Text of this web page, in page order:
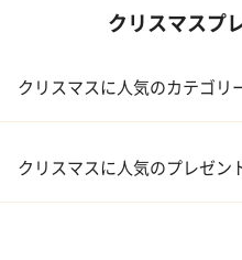
クリスマスプ
クリスマスに人気のカテゴリ
02 ファッション小物
クリスマスに人気のプレゼン